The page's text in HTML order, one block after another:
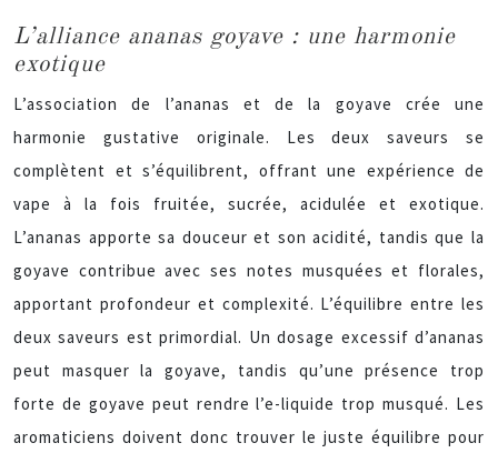
L’alliance ananas goyave : une harmonie
exotique
L’association de l’ananas et de la goyave crée une
harmonie gustative originale. Les deux saveurs se
complètent et s’équilibrent, offrant une expérience de
vape à la fois fruitée, sucrée, acidulée et exotique.
L’ananas apporte sa douceur et son acidité, tandis que la
goyave contribue avec ses notes musquées et florales,
apportant profondeur et complexité. L’équilibre entre les
deux saveurs est primordial. Un dosage excessif d’ananas
peut masquer la goyave, tandis qu’une présence trop
forte de goyave peut rendre l’e-liquide trop musqué. Les
aromaticiens doivent donc trouver le juste équilibre pour